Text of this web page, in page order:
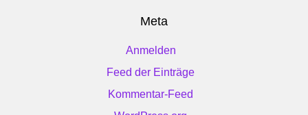
Meta
Anmelden
Feed der Einträge
Kommentar-Feed